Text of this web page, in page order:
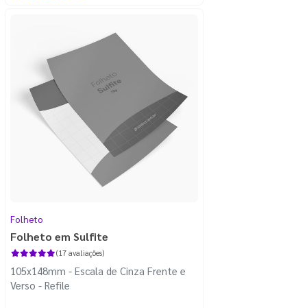
Folheto
Folheto em Sulfite
(17 avaliações)
105x148mm - Escala de Cinza Frente e
Verso - Refile